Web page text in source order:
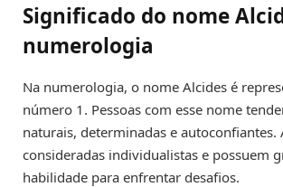
Significado do nome
numerologia
Na numerologia, o nome Alcides é
número 1. Pessoas com esse nome
naturais, determinadas e autoconfiantes.
consideradas individualistas e possuem
habilidade para enfrentar desafios.